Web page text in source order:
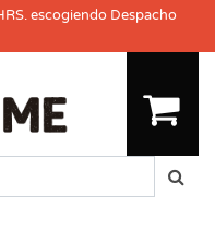
escogiendo Despacho